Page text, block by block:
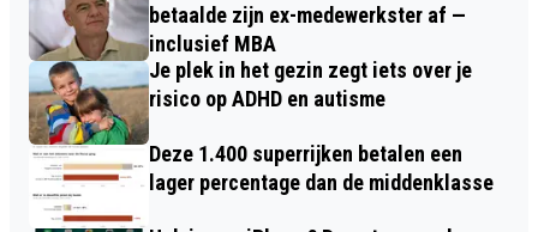
betaalde zijn ex-medewerkster af —
inclusief MBA
Je plek in het gezin zegt iets over je
risico op ADHD en autisme
Deze 1.400 superrijken betalen een
lager percentage dan de middenklasse